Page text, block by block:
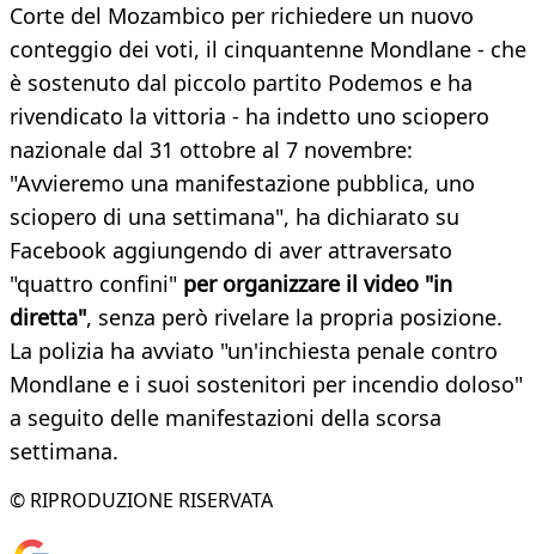
Corte del Mozambico per richiedere un nuovo
conteggio dei voti, il cinquantenne Mondlane - che
è sostenuto dal piccolo partito Podemos e ha
rivendicato la vittoria - ha indetto uno sciopero
nazionale dal 31 ottobre al 7 novembre:
"Avvieremo una manifestazione pubblica, uno
sciopero di una settimana", ha dichiarato su
Facebook aggiungendo di aver attraversato
"quattro confini" per organizzare il video "in
diretta", senza però rivelare la propria posizione.
La polizia ha avviato "un'inchiesta penale contro
Mondlane e i suoi sostenitori per incendio doloso"
a seguito delle manifestazioni della scorsa
settimana.
© RIPRODUZIONE RISERVATA